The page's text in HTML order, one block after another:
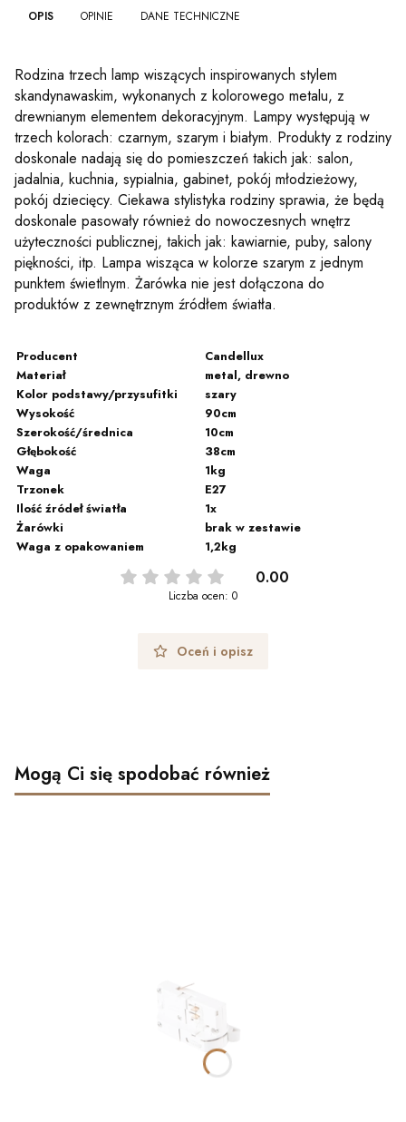
OPIS OPINIE DANE TECHNICZNE
Rodzina trzech lamp wiszących inspirowanych stylem
skandynawaskim, wykonanych z kolorowego metalu, z
drewnianym elementem dekoracyjnym. Lampy występują w
trzech kolorach: czarnym, szarym i białym. Produkty z rodziny
doskonale nadają się do pomieszczeń takich jak: salon,
jadalnia, kuchnia, sypialnia, gabinet, pokój młodzieżowy,
pokój dziecięcy. Ciekawa stylistyka rodziny sprawia, że będą
doskonale pasowały również do nowoczesnych wnętrz
użyteczności publicznej, takich jak: kawiarnie, puby, salony
piękności, itp. Lampa wisząca w kolorze szarym z jednym
punktem świetlnym. Żarówka nie jest dołączona do
produktów z zewnętrznym źródłem światła.
Producent
Candellux
Materiał
metal, drewno
Kolor podstawy/przysufitki
szary
Wysokość
90cm
Szerokość/średnica
10cm
Głębokość
38cm
Waga
1kg
Trzonek
E27
Ilość źródeł światła
1x
Żarówki
brak w zestawie
Waga z opakowaniem
1,2kg
0.00
Liczba ocen: 0
Oceń i opisz
Mogą Ci się spodobać również